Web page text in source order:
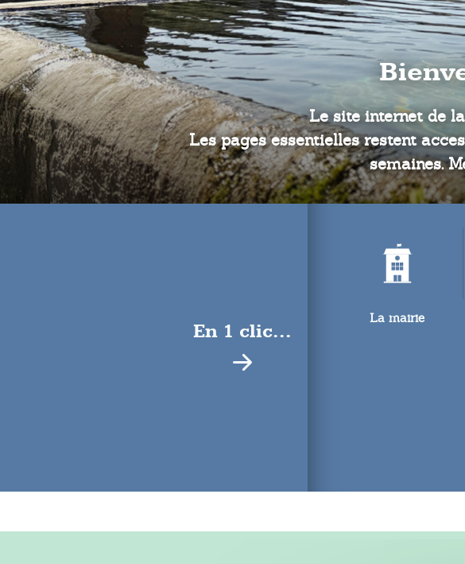
Le site internet de
Les pages essentielles restent
semaines.
En 1 clic...
La mairie